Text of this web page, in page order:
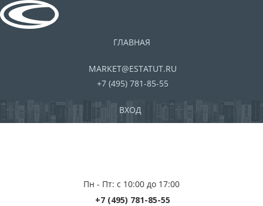
ГЛАВНАЯ
MARKET@ESTATUT.RU
+7 (495) 781-85-55
ВХОД
Пн - Пт: с 10:00 до 17:00
+7 (495) 781-85-55